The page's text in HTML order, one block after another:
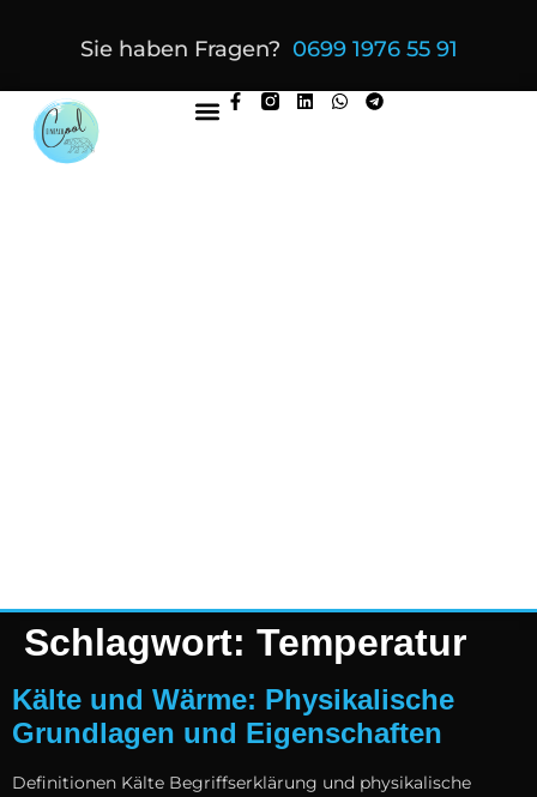
Sie haben Fragen? 0699 1976 55 91
Schlagwort: Temperatur
Kälte und Wärme: Physikalische
Grundlagen und Eigenschaften
Definitionen Kälte Begriffserklärung u‬nd physikalische